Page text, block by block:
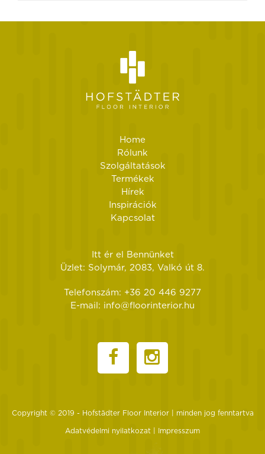
Home
Rólunk
Szolgáltatások
Termékek
Hírek
Inspirációk
Kapcsolat
Itt ér el Bennünket
Üzlet: Solymár, 2083, Valkó út 8.
Telefonszám: +36 20 446 9277
E-mail: info@floorinterior.hu
Copyright © 2019 - Hofstädter Floor Interior | minden jog fenntartva
Adatvédelmi nyilatkozat Impresszum